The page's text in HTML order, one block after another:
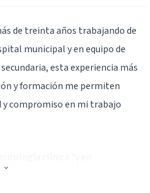
de treinta años trabajando de
municipal y en equipo de
esta experiencia más
y formación me permiten
compromiso en mi trabajo
tratamientos por consumo de